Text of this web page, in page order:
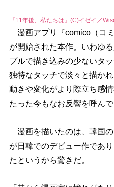
『11年後、私たちは』(C)イゼイ／
漫画アプリ『comico（コ
が開始された本作。いわゆ
プルで描き込みの少ないタ
独特なタッチで淡々と描か
動きや変化がより際立ち感
たった今もなお反響を呼んで
漫画を描いたのは、韓国
が日韓でのデビュー作であ
たというから驚きだ。